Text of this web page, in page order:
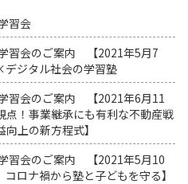
習会
習会のご案内 【2021年5月7
ジタル社会の学習塾
習会のご案内 【2021年6月11
！事業継承にも有利な不動産戦
上の新方程式】
習会のご案内 【2021年5月10
ナ禍から塾と子どもを守る】